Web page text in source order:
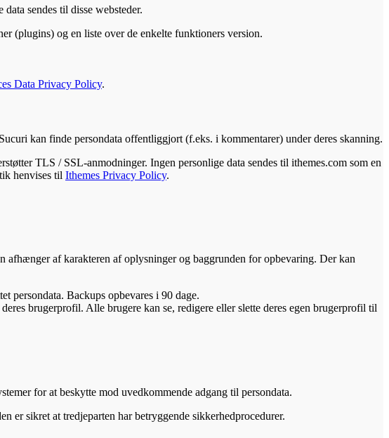
sendes til disse websteder.
(plugins) og en liste over de enkelte funktioners version.
Data Privacy Policy.
kan finde persondata offentliggjort (f.eks. i kommentarer) under deres skanning.
TLS / SSL-anmodninger. Ingen personlige data sendes til ithemes.com som en
henvises til Ithemes Privacy Policy.
af karakteren af oplysninger og baggrunden for opbevaring. Der kan
persondata. Backups opbevares i 90 dage.
brugerprofil. Alle brugere kan se, redigere eller slette deres egen brugerprofil til
for at beskytte mod uvedkommende adgang til persondata.
er sikret at tredjeparten har betryggende sikkerhedprocedurer.